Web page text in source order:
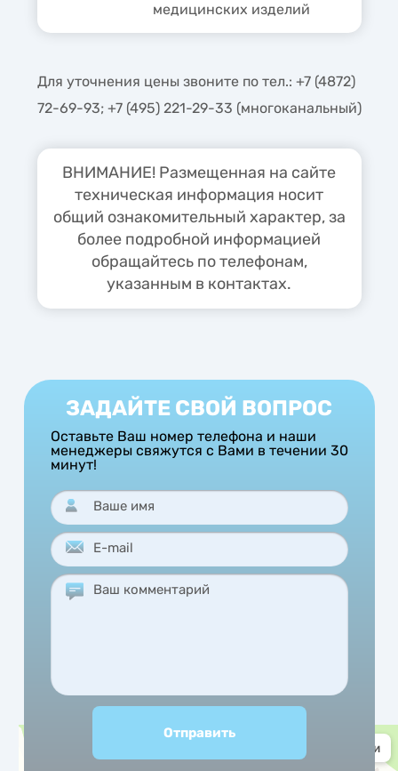
медицинских изделий
Для уточнения цены звоните по тел.: +7 (4872)
72-69-93; +7 (495) 221-29-33 (многоканальный)
ВНИМАНИЕ! Размещенная на сайте
техническая информация носит
общий ознакомительный характер, за
более подробной информацией
обращайтесь по телефонам,
указанным в контактах.
ЗАДАЙТЕ СВОЙ ВОПРОС
Оставьте Ваш номер телефона и наши
менеджеры свяжутся с Вами в течении 30
минут!